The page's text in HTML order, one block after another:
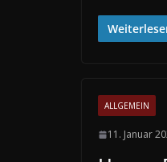
ALLGEMEIN
11. Januar